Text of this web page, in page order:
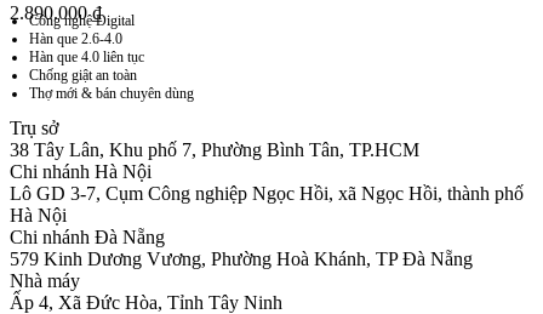
2.890.000₫
Công nghệ Digital
Hàn que 2.6-4.0
Hàn que 4.0 liên tục
Chống giật an toàn
Thợ mới & bán chuyên dùng
Trụ sở
38 Tây Lân, Khu phố 7, Phường Bình Tân, TP.HCM
Chi nhánh Hà Nội
Lô GD 3-7, Cụm Công nghiệp Ngọc Hồi, xã Ngọc Hồi, thành phố
Hà Nội
Chi nhánh Đà Nẵng
579 Kinh Dương Vương, Phường Hoà Khánh, TP Đà Nẵng
Nhà máy
Ấp 4, Xã Đức Hòa, Tỉnh Tây Ninh